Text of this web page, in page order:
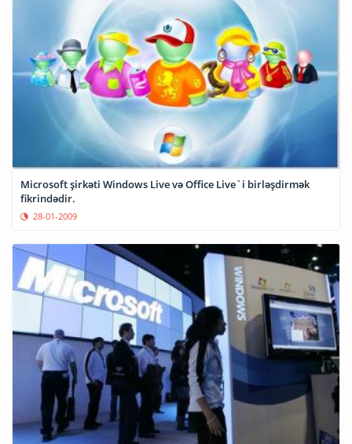
Microsoft şirkəti Windows Live və Office Live`i birləşdirmək
fikrindədir.
28-01-2009